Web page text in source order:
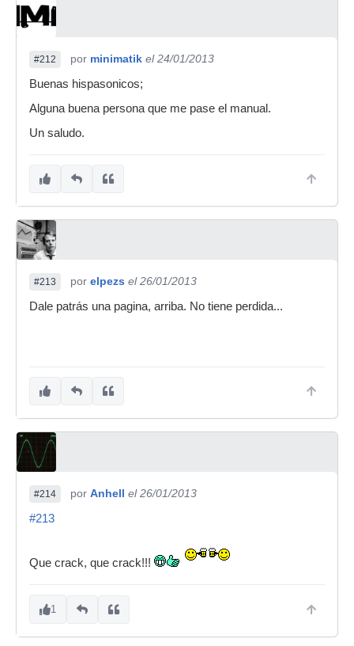
#212 por minimatik el 24/01/2013
Buenas hispasonicos;
Alguna buena persona que me pase el manual.
Un saludo.
#213 por elpezs el 26/01/2013
Dale patrás una pagina, arriba. No tiene perdida...
#214 por Anhell el 26/01/2013
#213
Que crack, que crack!!!
1